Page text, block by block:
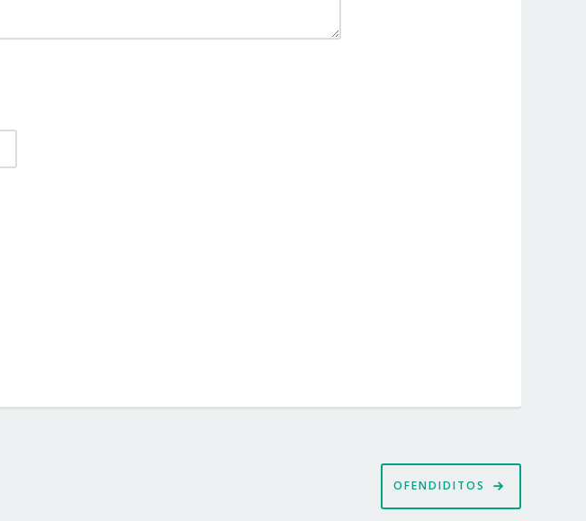
OFENDIDITOS